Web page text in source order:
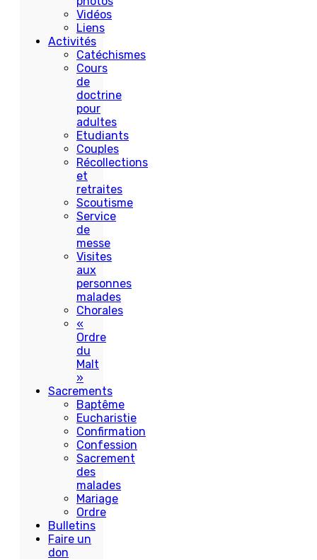
Vidéos
Liens
Activités
Catéchismes
Cours
de
doctrine
pour
adultes
Etudiants
Couples
Récollections
et
retraites
Scoutisme
Service
de
messe
Visites
aux
personnes
malades
Chorales
«
Ordre
du
Malt
»
Sacrements
Baptême
Eucharistie
Confirmation
Confession
Sacrement
des
malades
Mariage
Ordre
Bulletins
Faire un
don